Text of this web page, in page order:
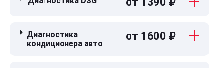
Диагностика
кондиционера авто
от 1600 ₽